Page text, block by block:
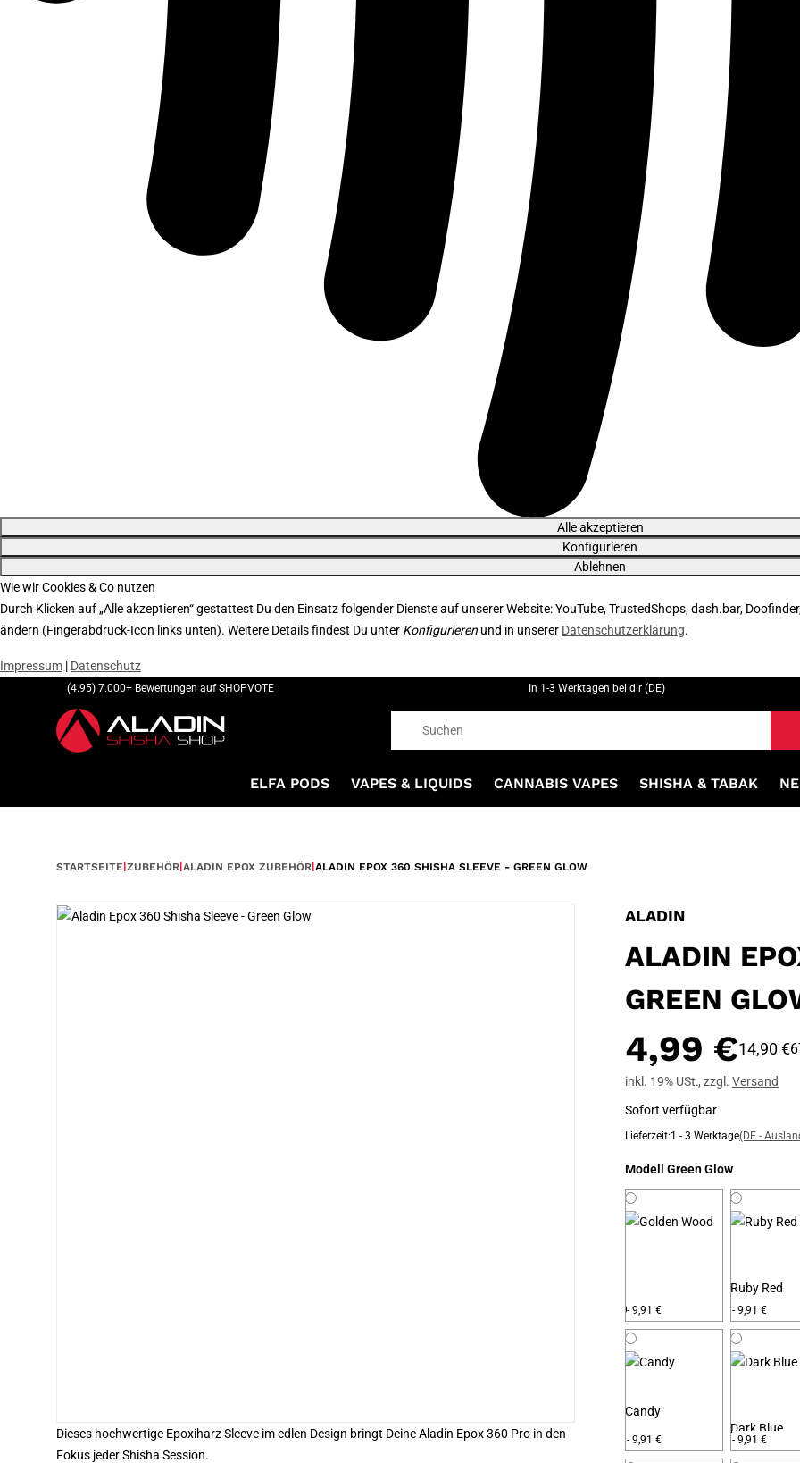
Alle akzeptieren
Konfigurieren
Ablehnen
Wie wir Cookies & Co nutzen
Durch Klicken auf „Alle akzeptieren“ gestattest Du den Einsatz folgender Dienste auf unserer Website: YouTube, TrustedShops, dash.bar,
ändern (Fingerabdruck-Icon links unten). Weitere Details findest Du unter Konfigurieren und in unserer Datenschutzerklärung.
Impressum | Datenschutz
(4.95) 7.000+ Bewertungen auf SHOPVOTE In 1-3 Werktagen bei dir (DE)
ELFA PODS VAPES & LIQUIDS CANNABIS VAPES SHISHA & TABAK
STARTSEITE ZUBEHÖR ALADIN EPOX ZUBEHÖR ALADIN EPOX 360 SHISHA SLEEVE - GREEN GLOW
ALADIN
ALADIN
GREEN
4,99 €14,90 €
inkl. 19% USt., zzgl. Versand
Sofort verfügbar
Lieferzeit:1 - 3 Werktage(DE -
Modell Green Glow
Golden Wood
- 9,91 €
Ruby Red
- 9,91 €
Candy
- 9,91 €
Dark Blue
- 9,91 €
Dieses hochwertige Epoxiharz Sleeve im edlen Design bringt Deine Aladin Epox 360 Pro in den
Fokus jeder Shisha Session.